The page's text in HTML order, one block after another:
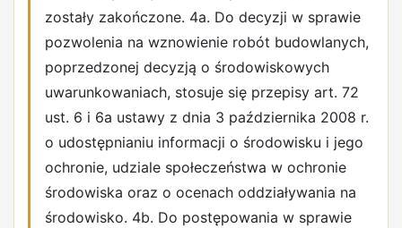
zostały zakończone. 4a. Do decyzji w sprawie
pozwolenia na wznowienie robót budowlanych,
poprzedzonej decyzją o środowiskowych
uwarunkowaniach, stosuje się przepisy art. 72
ust. 6 i 6a ustawy z dnia 3 października 2008 r.
o udostępnianiu informacji o środowisku i jego
ochronie, udziale społeczeństwa w ochronie
środowiska oraz o ocenach oddziaływania na
środowisko. 4b. Do postępowania w sprawie